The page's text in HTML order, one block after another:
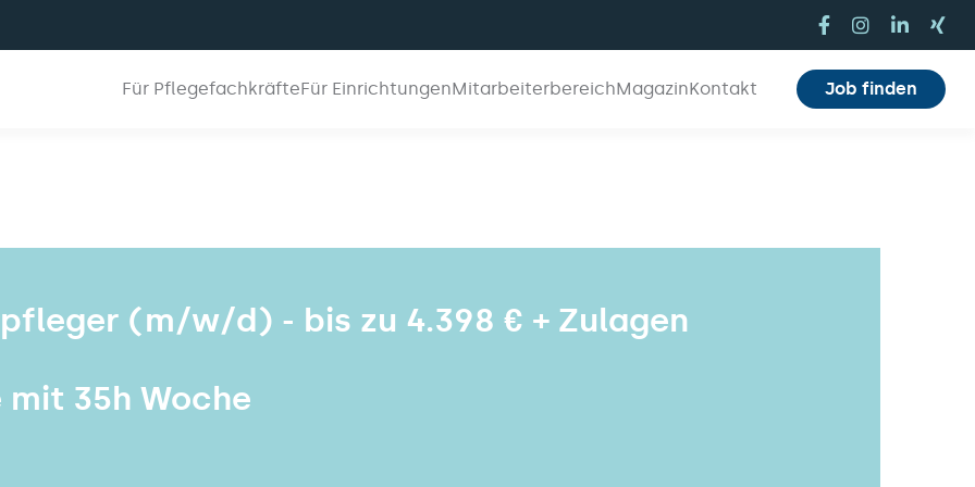
Für PflegefachkräfteFür EinrichtungenMitarbeiterbereichMagazinKontakt Job finden
(m/w/d) - bis zu 4.398 € + Zulagen
35h Woche